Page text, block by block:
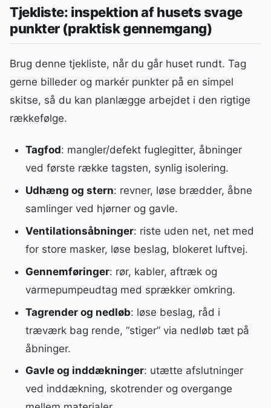
Tjekliste: inspektion af husets svage
punkter (praktisk gennemgang)
Brug denne tjekliste, når du går huset rundt. Tag
gerne billeder og markér punkter på en simpel
skitse, så du kan planlægge arbejdet i den rigtige
rækkefølge.
Tagfod: mangler/defekt fuglegitter, åbninger
ved første række tagsten, synlig isolering.
Udhæng og stern: revner, løse brædder, åbne
samlinger ved hjørner og gavle.
Ventilationsåbninger: riste uden net, net med
for store masker, løse beslag, blokeret luftvej.
Gennemføringer: rør, kabler, aftræk og
varmepumpeudtag med sprækker omkring.
Tagrender og nedløb: løse beslag, råd i
træværk bag rende, “stiger” via nedløb tæt på
åbninger.
Gavle og inddækninger: utætte afslutninger
ved inddækning, skotrender og overgange